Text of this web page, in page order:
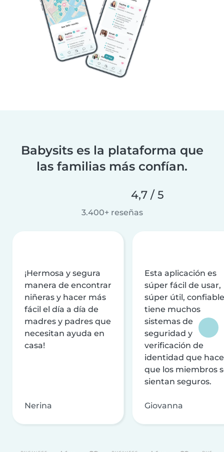
Babysits es la plataforma que
las familias más confían.
4,7 / 5
3.400+ reseñas
¡Hermosa y segura
manera de encontrar
niñeras y hacer más
fácil el día a día de
madres y padres que
necesitan ayuda en
casa!
Nerina
Esta aplicación es
súper fácil de usar,
súper útil,
tiene muchos
sistemas de
seguridad y
verificación de
identidad que
que los miembros
sientan seguros.
Giovanna